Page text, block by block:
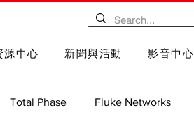
源中心 新聞與活動 影音中心
Total Phase Fluke Networks